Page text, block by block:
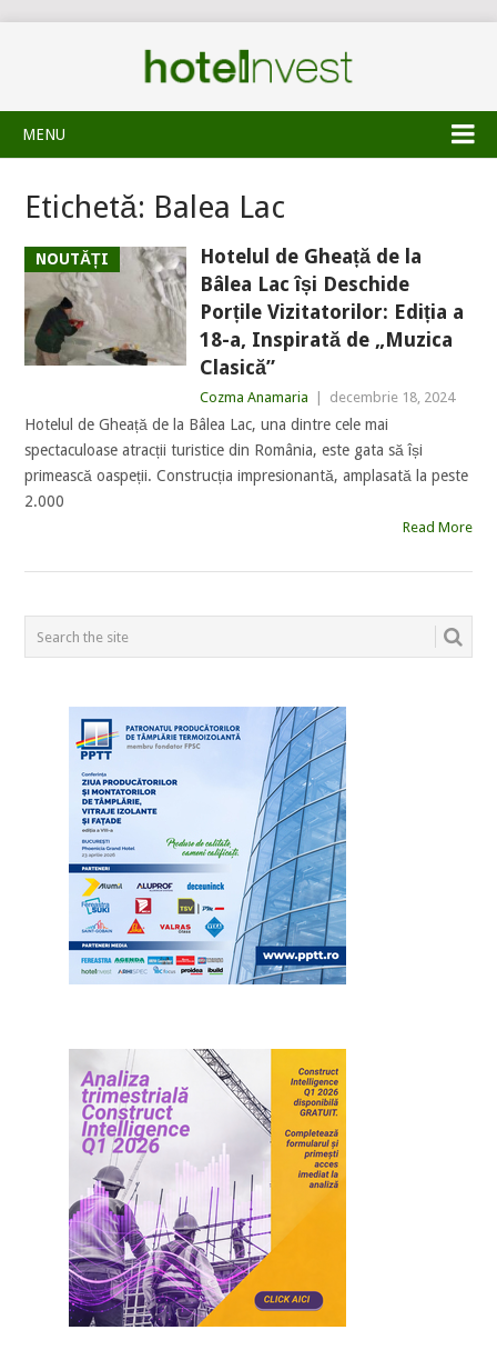
MENU
Etichetă: Balea Lac
NOUTĂȚI
Hotelul de Gheață de la
Bâlea Lac își Deschide
Porțile Vizitatorilor: Ediția a
18-a, Inspirată de „Muzica
Clasică”
Cozma Anamaria decembrie 18, 2024
Hotelul de Gheață de la Bâlea Lac, una dintre cele mai
spectaculoase atracții turistice din România, este gata să își
primească oaspeții. Construcția impresionantă, amplasată la peste
2.000
Read More
POSTS
NAVIGATION